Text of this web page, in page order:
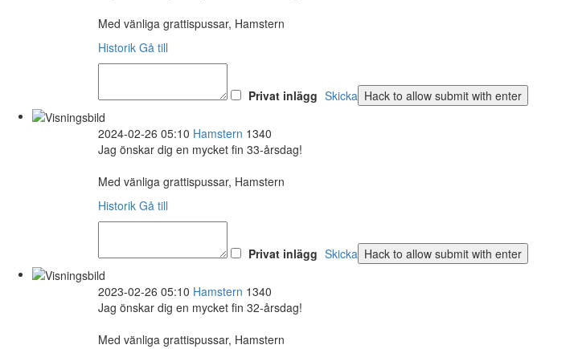
Med vänliga grattispussar, Hamstern
Historik Gå till
Privat inlägg Skicka
2024-02-26 05:10 Hamstern 1340
Jag önskar dig en mycket fin 33-årsdag!
Med vänliga grattispussar, Hamstern
Historik Gå till
Privat inlägg Skicka
2023-02-26 05:10 Hamstern 1340
Jag önskar dig en mycket fin 32-årsdag!
Med vänliga grattispussar, Hamstern